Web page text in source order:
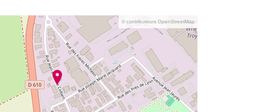
© contributeurs OpenStreetMap